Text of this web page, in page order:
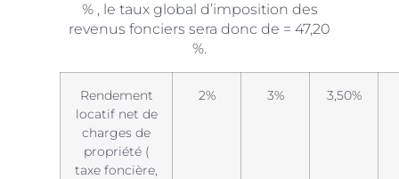
% , le taux global d’imposition des
revenus fonciers sera donc de = 47,20
%.
Rendement
locatif net de
charges de
propriété (
taxe foncière,
2% 3% 3,50%